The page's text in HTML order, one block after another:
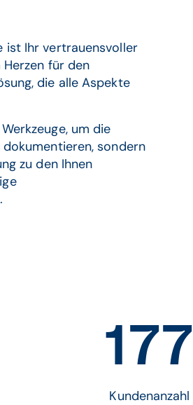
ist Ihr vertrauensvoller
für den
die alle Aspekte
um die
sondern
zu den Ihnen
177
Kundenanzahl